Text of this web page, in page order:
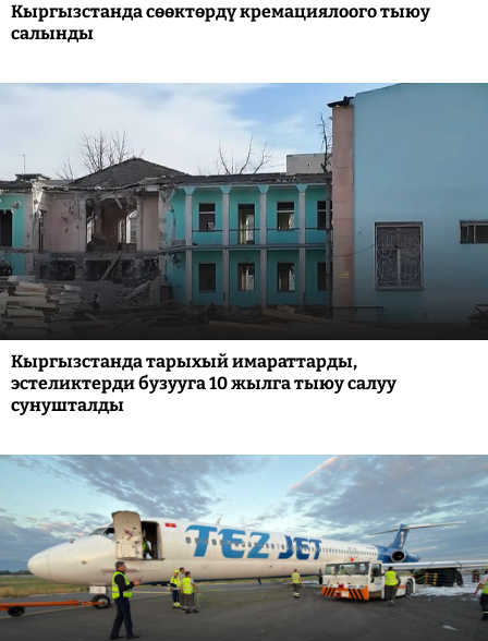
Кыргызстанда сөөктөрдү кремациялоого тыюу
салынды
Кыргызстанда тарыхый имараттарды,
эстеликтерди бузууга 10 жылга тыюу салуу
сунушталды